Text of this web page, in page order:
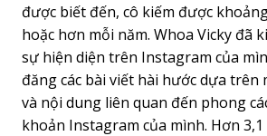
được biết đến, cô kiếm được
hoặc hơn mỗi năm. Whoa Vicky đã
sự hiện diện trên Instagram của
đăng các bài viết hài hước dựa trên
và nội dung liên quan đến phong
khoản Instagram của mình. Hơn